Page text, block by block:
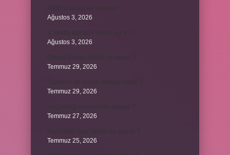
Ağustos 3, 2026
Ağustos 3, 2026
Temmuz 29, 2026
Temmuz 29, 2026
Temmuz 27, 2026
Temmuz 25, 2026